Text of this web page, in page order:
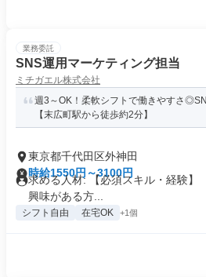
業務委託
SNS運用マーケティング担当
ミチガエル株式会社
週3～OK！柔軟シフトで働きやすさ
【末広町駅から徒歩約2分】
東京都千代田区外神田
時給1550円～3100円
求める人材: 【必須スキル・経験】
興味がある方...
シフト自由 在宅OK +1個